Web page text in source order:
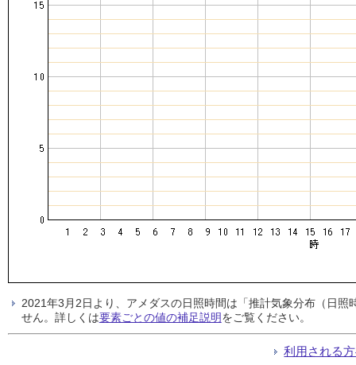
2021年3月2日より、アメダスの日照時間は「推計気象分布（日
せん。詳しくは要素ごとの値の補足説明をご覧ください。
利用される